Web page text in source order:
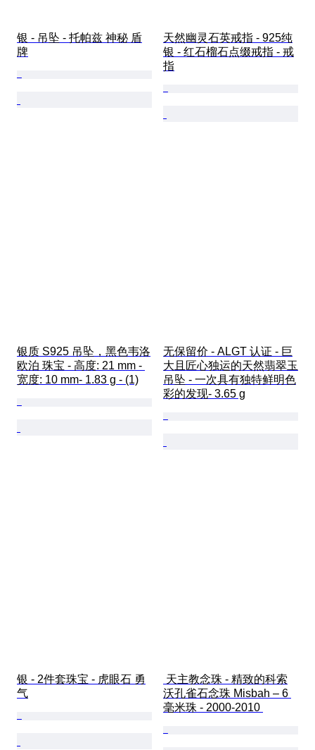
银 - 吊坠 - 托帕兹 神秘 盾
牌
天然幽灵石英戒指 - 925纯
银 - 红石榴石点缀戒指 - 戒
指
银质 S925 吊坠，黑色韦洛
欧泊 珠宝 - 高度: 21 mm -
宽度: 10 mm- 1.83 g - (1)
无保留价 - ALGT 认证 - 巨
大且匠心独运的天然翡翠玉
吊坠 - 一次具有独特鲜明色
彩的发现- 3.65 g
银 - 2件套珠宝 - 虎眼石 勇
气
沃孔雀石念珠 Misbah – 6
毫米珠 - 2000-2010